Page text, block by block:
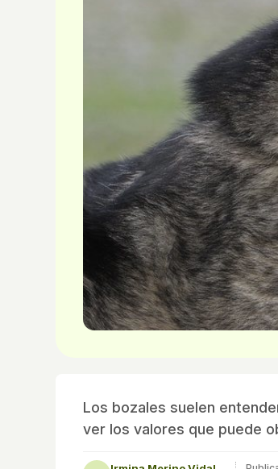
Los bozales suelen
ver los valores que puede